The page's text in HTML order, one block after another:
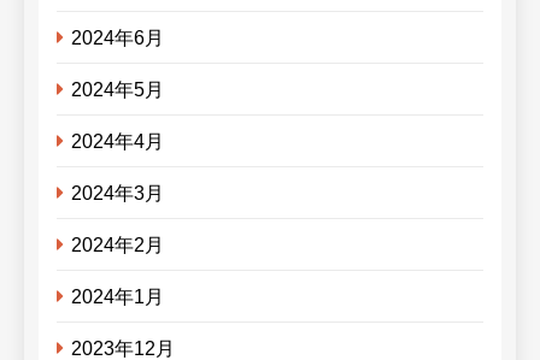
2024年6月
2024年5月
2024年4月
2024年3月
2024年2月
2024年1月
2023年12月